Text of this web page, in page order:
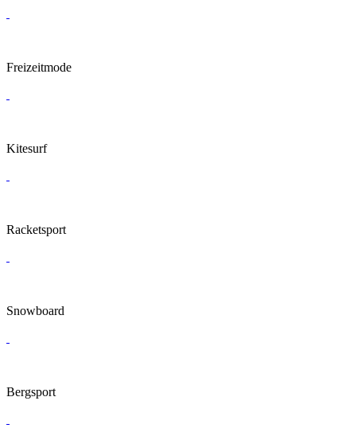
Freizeitmode
Kitesurf
Racketsport
Snowboard
Bergsport